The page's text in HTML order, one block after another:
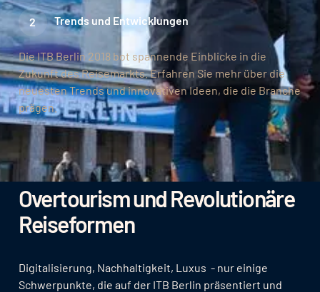
Die ITB Berlin 2018 bot spannende Einblicke in die
Zukunft des Reisemarkts. Erfahren Sie mehr über die
neuesten Trends und innovativen Ideen, die die Branche
prägen.
Overtourism und Revolutionäre
Reiseformen
Digitalisierung, Nachhaltigkeit, Luxus - nur einige
Schwerpunkte, die auf der ITB Berlin präsentiert und
Trends und Entwicklungen